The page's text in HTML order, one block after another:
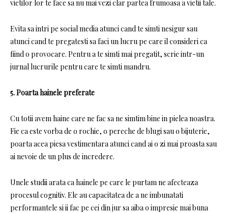
vietilor lor te face sa nu mai vezi clar partea frumoasa a vietii tale.
Evita sa intri pe social media atunci cand te simti nesigur sau
atunci cand te pregatesti sa faci un lucru pe care il consideri ca
fiind o provocare. Pentru a te simti mai pregatit, scrie intr-un
jurnal lucrurile pentru care te simti mandru.
5. Poarta hainele preferate
Cu totii avem haine care ne fac sa ne simtim bine in pielea noastra.
Fie ca este vorba de o rochie, o pereche de blugi sau o bijuterie,
poarta acea piesa vestimentara atunci cand ai o zi mai proasta sau
ai nevoie de un plus de incredere.
Unele studii arata ca hainele pe care le purtam ne afecteaza
procesul cognitiv. Ele au capacitatea de a ne imbunatati
performantele si ii fac pe cei din jur sa aiba o impresie mai buna